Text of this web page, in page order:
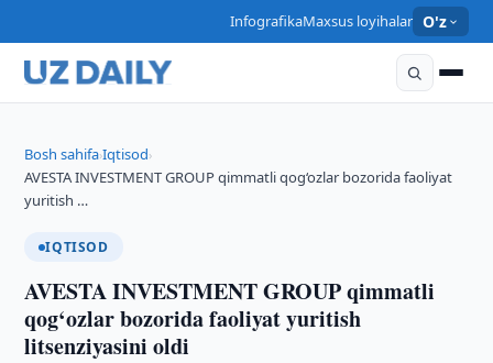
InfografikaMaxsus loyihalar O'z
Bosh sahifa›Iqtisod›
AVESTA INVESTMENT GROUP qimmatli qog‘ozlar bozorida faoliyat
yuritish …
IQTISOD
AVESTA INVESTMENT GROUP qimmatli
qog‘ozlar bozorida faoliyat yuritish
litsenziyasini oldi